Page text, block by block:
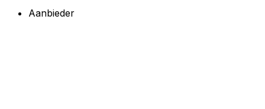
Aanbieder